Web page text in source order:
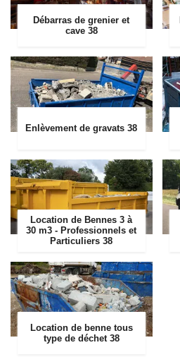
Débarras de grenier et
cave 38
Enlèvement de gravats 38
Location de Bennes 3 à
30 m3 - Professionnels et
Particuliers 38
Location de benne tous
type de déchet 38